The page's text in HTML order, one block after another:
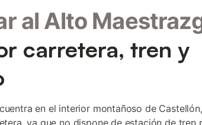
al Alto
carretera, tren y
en el interior montañoso de
ya que no dispone de estación de tren